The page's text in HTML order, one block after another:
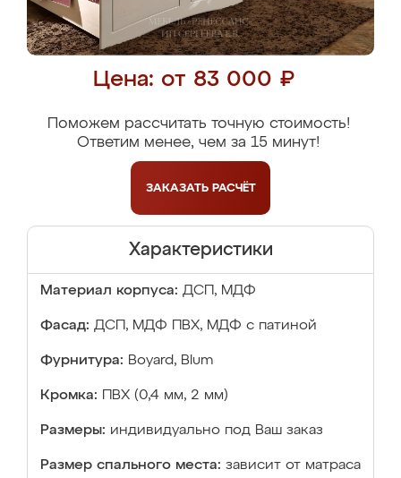
Цена: от 83 000 ₽
Поможем рассчитать точную стоимость!
Ответим менее, чем за 15 минут!
ЗАКАЗАТЬ РАСЧЁТ
Характеристики
Материал корпуса: ДСП, МДФ
Фасад: ДСП, МДФ ПВХ, МДФ с патиной
Фурнитура: Boyard, Blum
Кромка: ПВХ (0,4 мм, 2 мм)
Размеры: индивидуально под Ваш заказ
Размер спального места: зависит от матраса